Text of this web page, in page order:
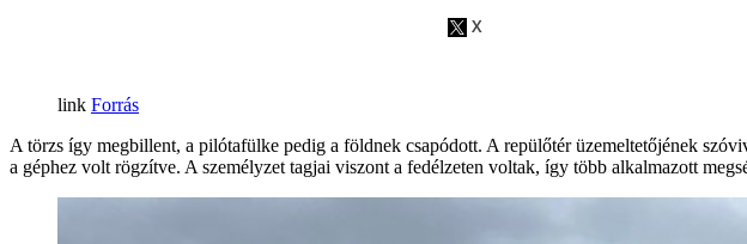
Forrás
A törzs így megbillent, a pilótafülke pedig a földnek csapódott. A repülőtér üzemeltetőjének
a géphez volt rögzítve. A személyzet tagjai viszont a fedélzeten voltak, így több alkalmazott